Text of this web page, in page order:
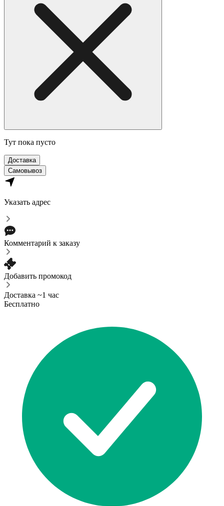
Тут пока пусто
Доставка
Самовывоз
Указать адрес
Комментарий к заказу
Добавить промокод
Доставка ~1 час
Бесплатно